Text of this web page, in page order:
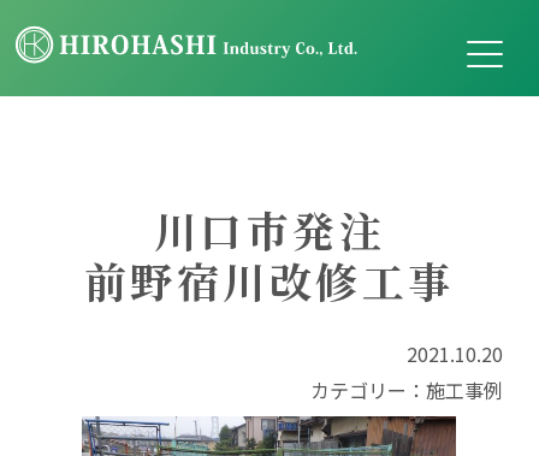
川口市発注
前野宿川改修工事
2021.10.20
カテゴリー：施工事例